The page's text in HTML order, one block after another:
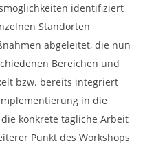
identifiziert
Standorten
abgeleitet, die nun
Bereichen und
bzw. bereits integriert
in die
konkrete tägliche Arbeit
Punkt des Workshops